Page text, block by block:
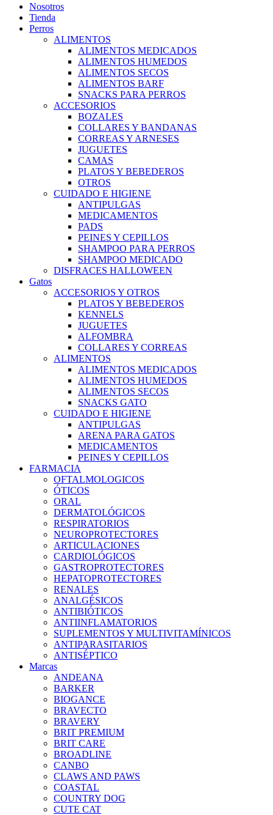
Nosotros
Tienda
Perros
ALIMENTOS
ALIMENTOS MEDICADOS
ALIMENTOS HUMEDOS
ALIMENTOS SECOS
ALIMENTOS BARF
SNACKS PARA PERROS
ACCESORIOS
BOZALES
COLLARES Y BANDANAS
CORREAS Y ARNESES
JUGUETES
CAMAS
PLATOS Y BEBEDEROS
OTROS
CUIDADO E HIGIENE
ANTIPULGAS
MEDICAMENTOS
PADS
PEINES Y CEPILLOS
SHAMPOO PARA PERROS
SHAMPOO MEDICADO
DISFRACES HALLOWEEN
Gatos
ACCESORIOS Y OTROS
PLATOS Y BEBEDEROS
KENNELS
JUGUETES
ALFOMBRA
COLLARES Y CORREAS
ALIMENTOS
ALIMENTOS MEDICADOS
ALIMENTOS HUMEDOS
ALIMENTOS SECOS
SNACKS GATO
CUIDADO E HIGIENE
ANTIPULGAS
ARENA PARA GATOS
MEDICAMENTOS
PEINES Y CEPILLOS
FARMACIA
OFTALMOLOGICOS
ÓTICOS
ORAL
DERMATOLÓGICOS
RESPIRATORIOS
NEUROPROTECTORES
ARTICULACIONES
CARDIOLÓGICOS
GASTROPROTECTORES
HEPATOPROTECTORES
RENALES
ANALGÉSICOS
ANTIBIÓTICOS
ANTIINFLAMATORIOS
SUPLEMENTOS Y MULTIVITAMÍNICOS
ANTIPARASITARIOS
ANTISÉPTICO
Marcas
ANDEANA
BARKER
BIOGANCE
BRAVECTO
BRAVERY
BRIT PREMIUM
BRIT CARE
BROADLINE
CANBO
CLAWS AND PAWS
COASTAL
COUNTRY DOG
CUTE CAT